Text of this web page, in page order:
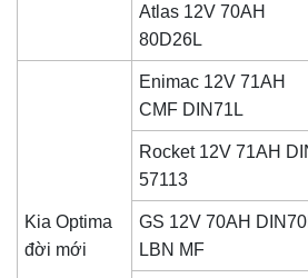
Atlas 12V 70AH
80D26L
Kia Optima
đời mới
Enimac 12V 71AH
CMF DIN71L
Rocket 12V 71AH
57113
GS 12V 70AH
LBN MF